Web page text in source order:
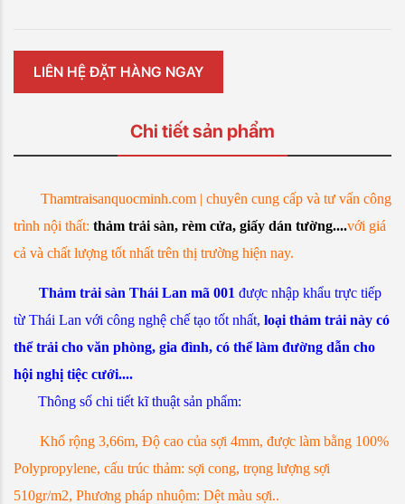
LIÊN HỆ ĐẶT HÀNG NGAY
Chi tiết sản phẩm
Thamtraisanquocminh.com | chuyên cung cấp và tư vấn công
trình nội thất: thảm trải sàn, rèm cửa, giấy dán tường....với giá
cả và chất lượng tốt nhất trên thị trường hiện nay.
Thảm trải sàn Thái Lan mã 001 được nhập khẩu trực tiếp
từ Thái Lan với công nghệ chế tạo tốt nhất, loại thảm trải này có
thể trải cho văn phòng, gia đình, có thể làm đường dẫn cho
hội nghị tiệc cưới....
Thông số chi tiết kĩ thuật sản phẩm:
Khổ rộng 3,66m, Độ cao của sợi 4mm, được làm bằng 100%
Polypropylene, cấu trúc thảm: sợi cong, trọng lượng sợi
510gr/m2, Phương pháp nhuộm: Dệt màu sợi..